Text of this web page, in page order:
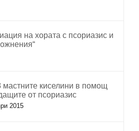
на хората с псориазис и
мастните киселини в помощ
от псориазис
2015